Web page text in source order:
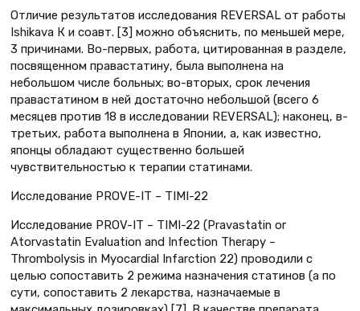
Отличие результатов исследования REVERSAL от работы
Ishikava К и соавт. [3] можно объяснить, по меньшей мере,
3 причинами. Во-первых, работа, цитированная в разделе,
посвященном правастатину, была выполнена на
небольшом числе больных; во-вторых, срок лечения
правастатином в ней достаточно небольшой (всего 6
месяцев против 18 в исследовании REVERSAL); наконец, в-
третьих, работа выполнена в Японии, а, как известно,
японцы обладают существенно большей
чувствительностью к терапии статинами.
Исследование PROVЕ-IT – TIMI-22
Исследование PROV-IT – TIMI-22 (Pravastatin or
Atorvastatin Evaluation and Infection Therapy –
Thrombolysis in Myocardial Infarction 22) проводили с
целью сопоставить 2 режима назначения статинов (а по
сути, сопоставить 2 лекарства, назначаемые в